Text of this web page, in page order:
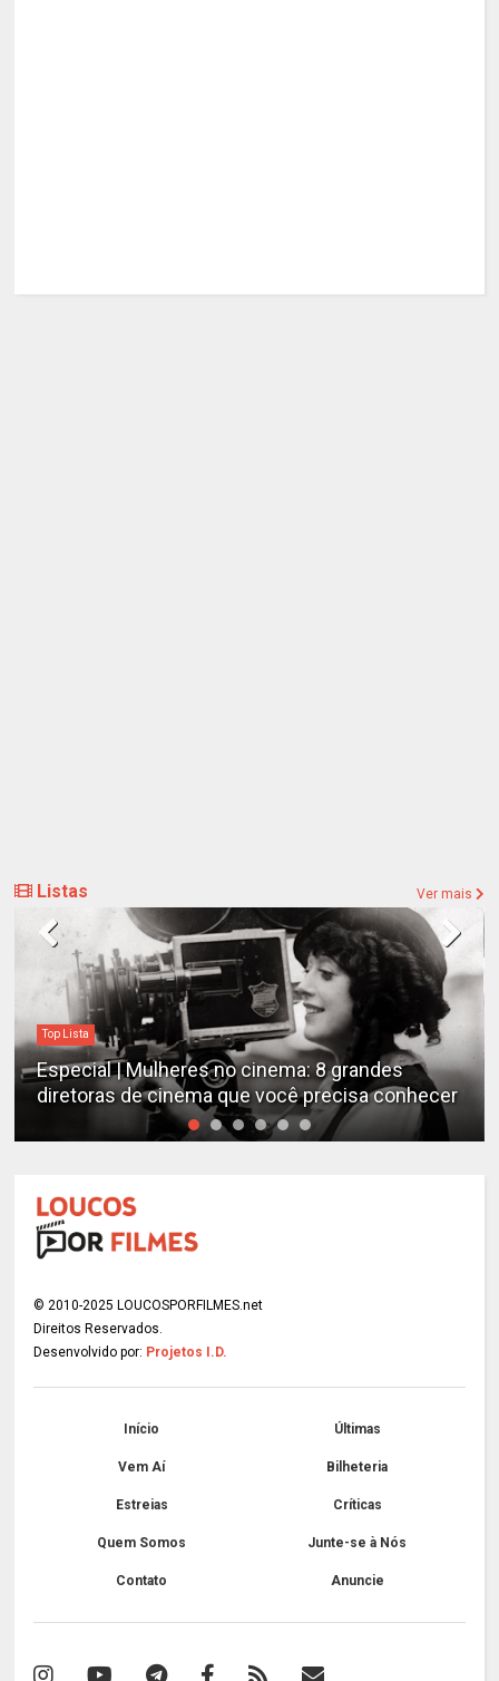
Listas Ver mais
Top Lista
Especial | Mulheres no cinema: 8 grandes
diretoras de cinema que você precisa conhecer
© 2010-2025 LOUCOSPORFILMES.net
Direitos Reservados.
Desenvolvido por: Projetos I.D.
Início Últimas
Vem Aí Bilheteria
Estreias Críticas
Quem Somos Junte-se à Nós
Contato Anuncie